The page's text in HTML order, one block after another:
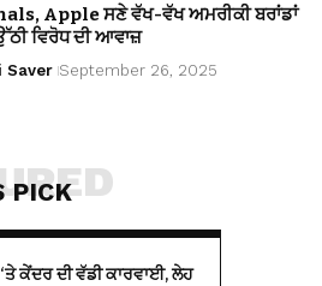
Apple ਸਣੇ ਵੱਖ-ਵੱਖ ਅਮਰੀਕੀ ਬਰਾਂਡਾਂ
ਵਿਰੋਧ ਦੀ ਆਵਾਜ਼
Saver September 26, 2025
PICK
ਕੇਂਦਰ ਦੀ ਵੱਡੀ ਕਾਰਵਾਈ, ਲੇਹ